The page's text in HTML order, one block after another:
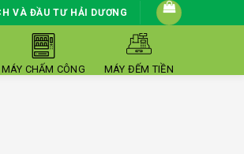
VÀ ĐẦU TƯ HẢI DƯƠNG
MÁY CHẤM CÔNG MÁY ĐẾM TIỀN